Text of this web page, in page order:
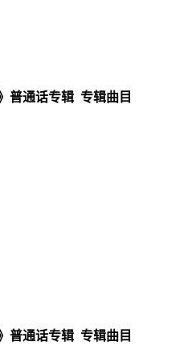
普通话专辑 专辑曲目
普通话专辑 专辑曲目